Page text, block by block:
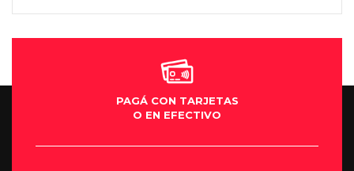
Moto
PAGÁ CON TARJETAS
O EN EFECTIVO